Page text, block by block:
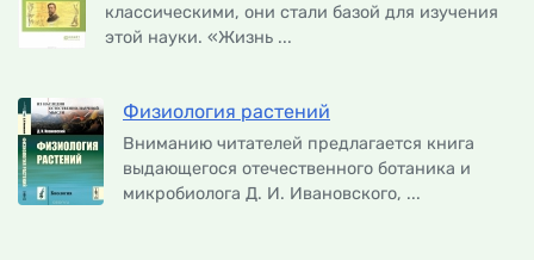
классическими, они стали базой для изучения
этой науки. «Жизнь ...
Физиология растений
Вниманию читателей предлагается книга
выдающегося отечественного ботаника и
микробиолога Д. И. Ивановского, ...